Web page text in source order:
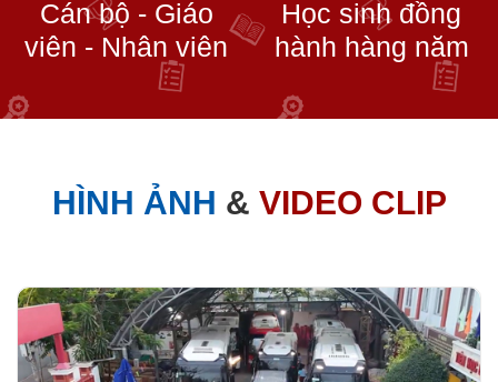
Cán bộ - Giáo
viên - Nhân viên
Học sinh đồng
hành hàng năm
HÌNH ẢNH & VIDEO CLIP